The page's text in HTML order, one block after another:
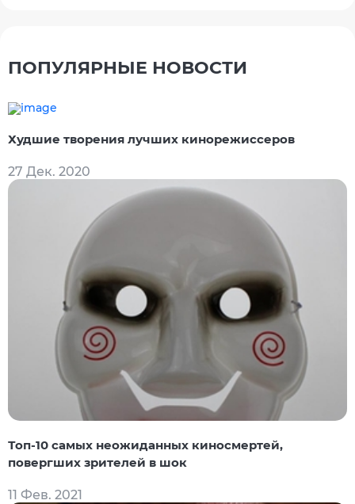
ПОПУЛЯРНЫЕ НОВОСТИ
Худшие творения лучших кинорежиссеров
27 Дек. 2020
Топ-10 самых неожиданных киносмертей,
повергших зрителей в шок
11 Фев. 2021